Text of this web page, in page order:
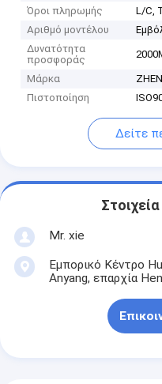
Όροι πληρωμής
L/C,
Αριθμό μοντέλου
Δυνατότητα
προσφοράς
Μάρκα
Πιστοποίηση
Δείτε
Mr. xie
Εμπορικό Κέντρο
Anyang, επαρχία